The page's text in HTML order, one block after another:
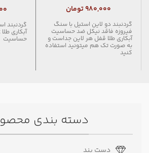
۹۸۰,۰۰۰تومان
گردنبند دو لاین استیل با سنگ
فیروزه فاقد نیکل ضد حساسیت
آبکاری طلا قفل هر لاین جداست و
به صورت تک هم میتونید استفاده
کنید
گردنبند
حساسیت
دسته بندی
دست بند